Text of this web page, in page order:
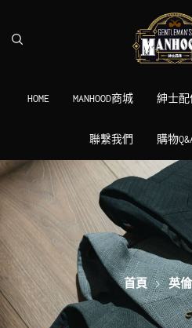
HOME MANHOOD商城 紳士配
聯繫我們 購物
首頁 英